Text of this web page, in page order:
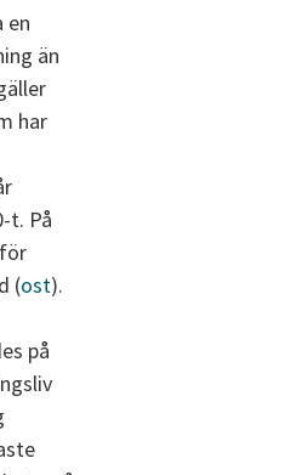
en
än
har
t. På
(ost).
på